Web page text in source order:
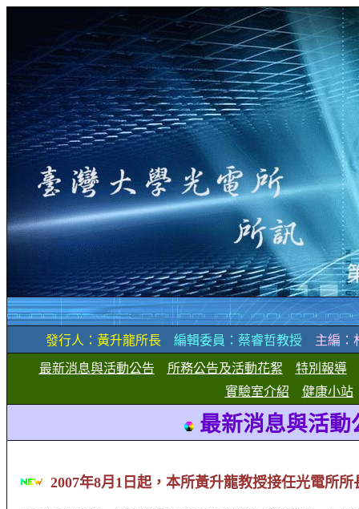
發行人：黃升龍所長編輯委員：蔡睿哲教授 主編：
最新消息與活動公告 所務公告及活動花絮
特別報導
實驗室介紹
健康小站
最新消息與活動
2007年8月 1 日起，本所黃升龍教授接任光電所所